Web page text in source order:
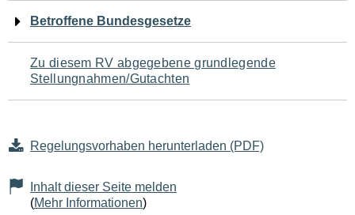
Seiteninhalt
Betroffene Bundesgesetze
Zu diesem RV abgegebene grundlegende
Stellungnahmen/Gutachten
Regelungsvorhaben herunterladen (PDF)
Inhalt dieser Seite melden
(Mehr Informationen)